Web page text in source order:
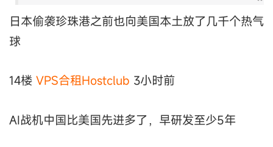
日本偷袭珍珠港之前也向美国本土放了几千个热气
球
14楼 VPS合租Hostclub 3小时前
AI战机中国比美国先进多了，早研发至少5年